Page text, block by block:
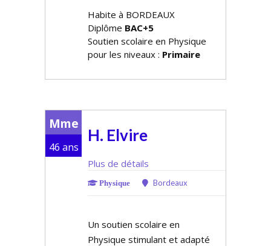
Habite à BORDEAUX
Diplôme BAC+5
Soutien scolaire en Physique
pour les niveaux : Primaire
Mme
46 ans
H. Elvire
Plus de détails
Physique Bordeaux
Un soutien scolaire en
Physique stimulant et adapté